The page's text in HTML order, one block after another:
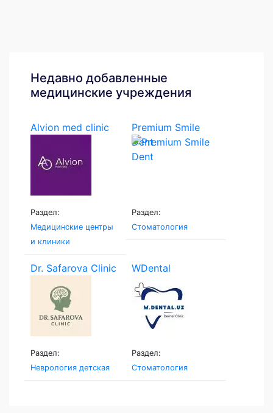
Недавно добавленные
медицинские учреждения
Alvion med clinic
Раздел:
Медицинские центры
и клиники
Premium Smile
Dent
Раздел:
Стоматология
Dr. Safarova Clinic
Раздел:
Неврология детская
WDental
Раздел:
Стоматология